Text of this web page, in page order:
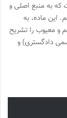
که به منبع اصلی و
این ماده، به
و معیوب را تشریح
دادگستری) و